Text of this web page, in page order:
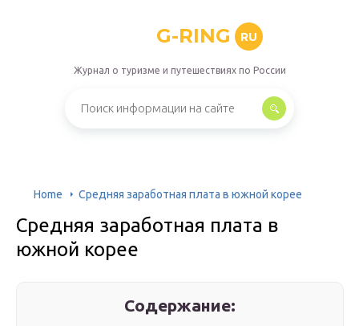
G-RING RU
Журнал о туризме и путешествиях по России
Home Средняя заработная плата в южной корее
Средняя заработная плата в
южной корее
Содержание: